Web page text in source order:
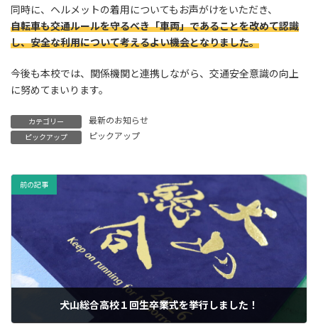
同時に、ヘルメットの着用についてもお声がけをいただき、
自転車も交通ルールを守るべき「車両」であることを改めて認識
し、安全な利用について考えるよい機会となりました。
今後も本校では、関係機関と連携しながら、交通安全意識の向上
に努めてまいります。
カテゴリー 最新のお知らせ
ピックアップ ピックアップ
前の記事
犬山総合高校１回生卒業式を挙行しました！